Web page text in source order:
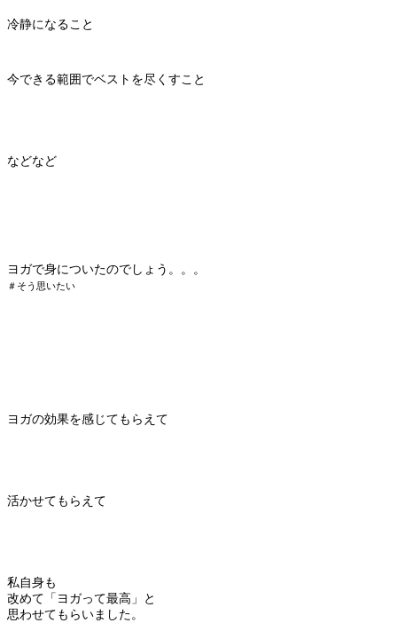
冷静になること
今できる範囲でベストを尽くすこと
などなど
ヨガで身についたのでしょう。。。
＃そう思いたい
ヨガの効果を感じてもらえて
活かせてもらえて
私自身も
改めて「ヨガって最高」と
思わせてもらいました。